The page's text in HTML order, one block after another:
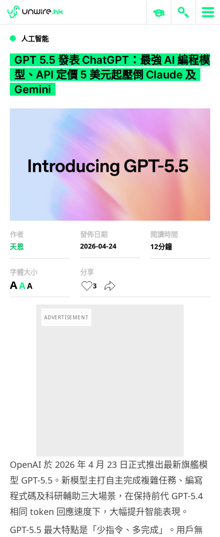
WWDC 2026 ERP 與商業 AI
人工智能
GPT 5.5 發表 ChatGPT：最強 AI 編程模
型、API 定價 5 美元起壓倒 Claude 及
Gemini
作者
天恩
發佈日期
2026-04-24
閱讀時間
12分鐘
字體大小
AAA
分享
3
ADVERTISEMENT
OpenAI 於 2026 年 4 月 23 日正式推出最新旗艦模
型 GPT-5.5。新模型主打自主完成複雜任務、編寫
程式碼及科研輔助三大場景，在保持前代 GPT-5.4
相同 token 回應速度下，大幅提升智能表現。
GPT-5.5 最大特點是「少指令、多完成」。用戶無